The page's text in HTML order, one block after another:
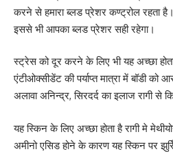
करने से हमारा ब्लड प्रेशर कण्ट्रोल रहता
इससे भी आपका ब्लड प्रेशर सही रहेगा।
स्ट्रेस को दूर करने के लिए भी यह अच्छा
एंटीओक्सीडेंट की पर्याप्त मात्रा में बॉडी
अलावा अनिन्द्र, सिरदर्द का इलाज रागी से
यह स्किन के लिए अच्छा होता है रागी मे
अमीनो एसिड होने के कारण यह स्किन पर